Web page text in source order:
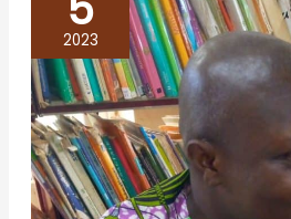
2023
BENIN/Bohicon